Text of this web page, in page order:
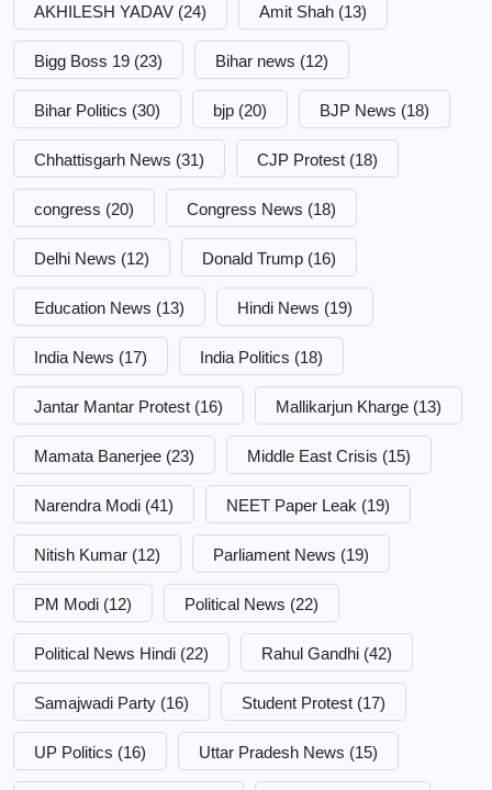
AKHILESH YADAV (24) Amit Shah (13)
Bigg Boss 19 (23) Bihar news (12)
Bihar Politics (30) bjp (20) BJP News (18)
Chhattisgarh News (31) CJP Protest (18)
congress (20) Congress News (18)
Delhi News (12) Donald Trump (16)
Education News (13) Hindi News (19)
India News (17) India Politics (18)
Jantar Mantar Protest (16) Mallikarjun Kharge (13)
Mamata Banerjee (23) Middle East Crisis (15)
Narendra Modi (41) NEET Paper Leak (19)
Nitish Kumar (12) Parliament News (19)
PM Modi (12) Political News (22)
Political News Hindi (22) Rahul Gandhi (42)
Samajwadi Party (16) Student Protest (17)
UP Politics (16) Uttar Pradesh News (15)